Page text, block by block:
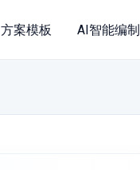
方案模板 AI智能编制